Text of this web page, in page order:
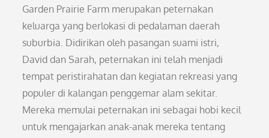
Garden Prairie Farm merupakan peternakan
keluarga yang berlokasi di pedalaman daerah
suburbia. Didirikan oleh pasangan suami istri,
David dan Sarah, peternakan ini telah menjadi
tempat peristirahatan dan kegiatan rekreasi yang
populer di kalangan penggemar alam sekitar.
Mereka memulai peternakan ini sebagai hobi kecil
untuk mengajarkan anak-anak mereka tentang